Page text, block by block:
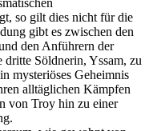
so gilt dies nicht für die
gibt es zwischen den
den Anführern der
Söldnerin, Yssam, zu
mysteriöses Geheimnis
alltäglichen Kämpfen
von Troy hin zu einer